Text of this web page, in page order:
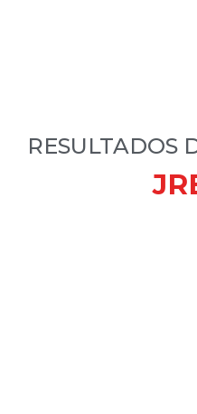
RESULTADOS